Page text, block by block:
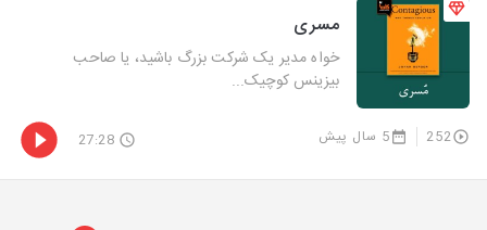
مسری
خواه مدیر یک شرکت بزرگ باشید، یا صاحب
بیزینس کوچیک...
252 5 سال پیش 27:28